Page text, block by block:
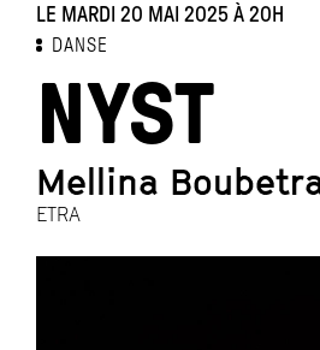
LE MARDI 20 MAI 2025 À 20H
DANSE
NYST
Mellina
ETRA